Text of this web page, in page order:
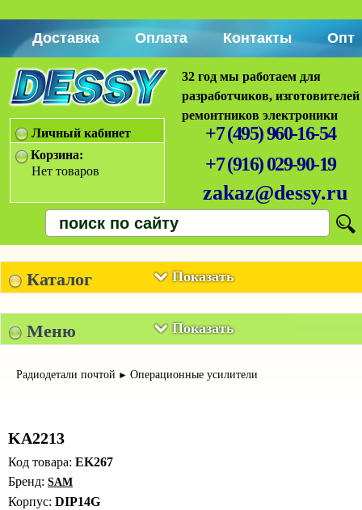
Доставка Оплата Контакты Опт
32 год мы работаем для
разработчиков,
ремонтников электроники
+7 (495) 960-16-54
+7 (916) 029-90-19
zakaz@dessy.ru
Личный кабинет
Корзина:
Нет товаров
Показать
Каталог
Показать
Меню
Радиодетали почтой ► Операционные усилители
KA2213
Код товара: EK267
Бренд: SAM
Корпус: DIP14G